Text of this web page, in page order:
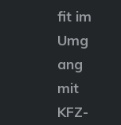
fit im
Umg
ang
mit
KFZ-